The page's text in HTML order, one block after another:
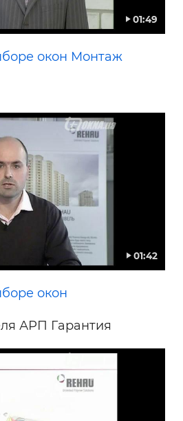
01:49
окон Монтаж
01:42
окон
АРП Гарантия